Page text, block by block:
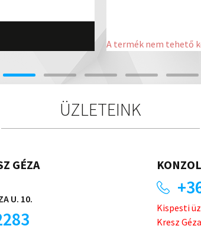
A termék nem tehető
ÜZLETEINK
GÉZA
U. 10.
Kispesti
Kresz